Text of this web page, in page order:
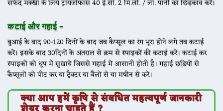
सफेद मक्खी के लिये ट्रायजोफास 40 ई.सी. 2 मि.ली. / ली. पानी का छिड़काव करें।
कटाई और गहाई –
बुआई के बाद 90-120 दिनों के बाद जब कैप्सूल का रंग भूरा होने लगे तब कटाई
करें। इसके बाद 30दिनों के अंतराल से क्रम से स्पाइकों की कटाई करें। कटाई कर
स्पाइकों को धूप में सुखाये जिससे गहाई में आसानी होती है। गहाई छडि़यों से
कैप्सूलों को पीट कर या ट्रैक्टर या बैलों से या मषीन से करें।
क्या आप हमें कृषि से संबधित महत्वपूर्ण जानकारी